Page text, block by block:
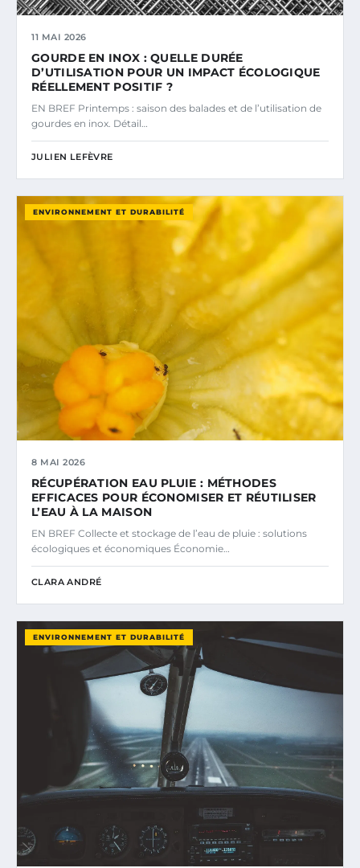
11 MAI 2026
GOURDE EN INOX : QUELLE DURÉE
D’UTILISATION POUR UN IMPACT ÉCOLOGIQUE
RÉELLEMENT POSITIF ?
EN BREF Printemps : saison des balades et de l’utilisation de
gourdes en inox. Détail…
JULIEN LEFÈVRE
ENVIRONNEMENT ET DURABILITÉ
8 MAI 2026
RÉCUPÉRATION EAU PLUIE : MÉTHODES
EFFICACES POUR ÉCONOMISER ET RÉUTILISER
L’EAU À LA MAISON
EN BREF Collecte et stockage de l’eau de pluie : solutions
écologiques et économiques Économie…
CLARA ANDRÉ
ENVIRONNEMENT ET DURABILITÉ